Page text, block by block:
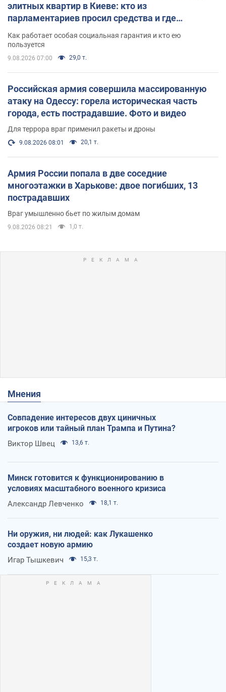
элитных квартир в Киеве: кто из
парламентариев просил средства и где
поселился
Как работает особая социальная гарантия и кто ею
пользуется
9.08.2026 07:00 29,0 т.
Российская армия совершила массированную
атаку на Одессу: горела историческая часть
города, есть пострадавшие. Фото и видео
Для террора враг применил ракеты и дроны
9.08.2026 08:01 20,1 т.
Армия России попала в две соседние
многоэтажки в Харькове: двое погибших, 13
пострадавших
Враг умышленно бьет по жилым домам
9.08.2026 08:21 1,0 т.
Мнения
Совпадение интересов двух циничных
игроков или тайный план Трампа и Путина?
Виктор Швец 13,6 т.
Минск готовится к функционированию в
условиях масштабного военного кризиса
Александр Левченко 18,1 т.
Ни оружия, ни людей: как Лукашенко
создает новую армию
Игар Тышкевич 15,3 т.